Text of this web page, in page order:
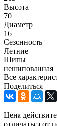
Высота
70
Диаметр
16
Сезонность
Летние
Шипы
нешипованная
Все
Поделиться
Цена
отличаться от